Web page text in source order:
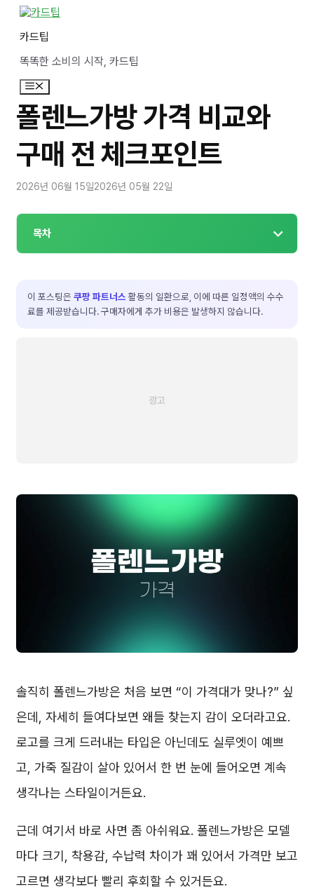
카드팁
똑똑한 소비의 시작, 카드팁
메
뉴
폴렌느가방 가격 비교와
구매 전 체크포인트
2026년 06월 15일2026년 05월 22일
목차
이 포스팅은 쿠팡 파트너스 활동의 일환으로, 이에 따른 일정액의 수수
료를 제공받습니다. 구매자에게 추가 비용은 발생하지 않습니다.
솔직히 폴렌느가방은 처음 보면 “이 가격대가 맞나?” 싶
은데, 자세히 들여다보면 왜들 찾는지 감이 오더라고요.
로고를 크게 드러내는 타입은 아닌데도 실루엣이 예쁘
고, 가죽 질감이 살아 있어서 한 번 눈에 들어오면 계속
생각나는 스타일이거든요.
근데 여기서 바로 사면 좀 아쉬워요. 폴렌느가방은 모델
마다 크기, 착용감, 수납력 차이가 꽤 있어서 가격만 보고
고르면 생각보다 빨리 후회할 수 있거든요.